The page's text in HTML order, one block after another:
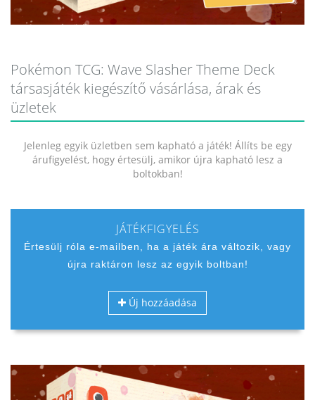
Pokémon TCG: Wave Slasher Theme Deck
társasjáték kiegészítő vásárlása, árak és
üzletek
Jelenleg egyik üzletben sem kapható a játék! Állíts be egy
árufigyelést, hogy értesülj, amikor újra kapható lesz a
boltokban!
JÁTÉKFIGYELÉS
Értesülj róla e-mailben, ha a játék ára változik, vagy
újra raktáron lesz az egyik boltban!
Új hozzáadása